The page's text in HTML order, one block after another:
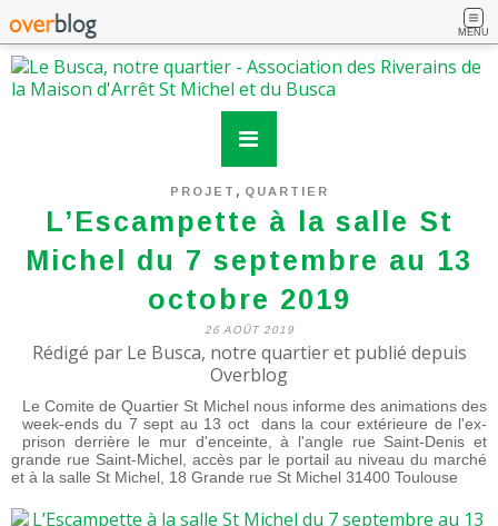
MENU
PROJET , QUARTIER
L’Escampette à la salle St
Michel du 7 septembre au 13
octobre 2019
26 AOÛT 2019
Rédigé par Le Busca, notre quartier et publié depuis
Overblog
Le Comite de Quartier St Michel nous informe des animations des
week-ends du 7 sept au 13 oct dans la cour extérieure de l'ex-
prison derrière le mur d'enceinte, à l'angle rue Saint-Denis et
grande rue Saint-Michel, accès par le portail au niveau du marché
et à la salle St Michel, 18 Grande rue St Michel 31400 Toulouse